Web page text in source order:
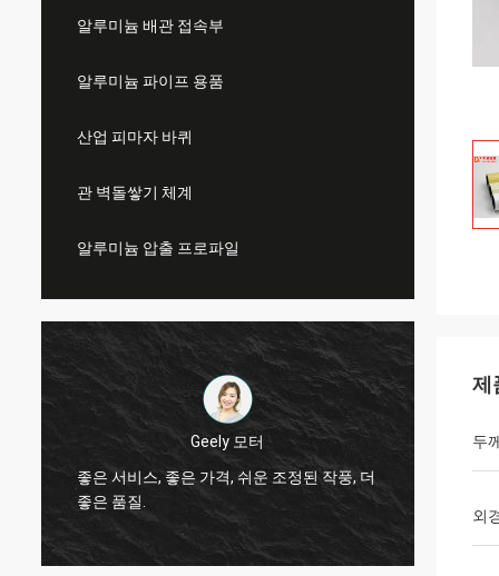
알루미늄 배관 접속부
알루미늄 파이프 용품
산업 피마자 바퀴
관 벽돌쌓기 체계
알루미늄 압출 프로파일
Thinh 베트남
안녕, 존슨은, 야윈 관 12000 미터 2808, 상아
빛 색깔 배열합니다.
서비
제
두
외